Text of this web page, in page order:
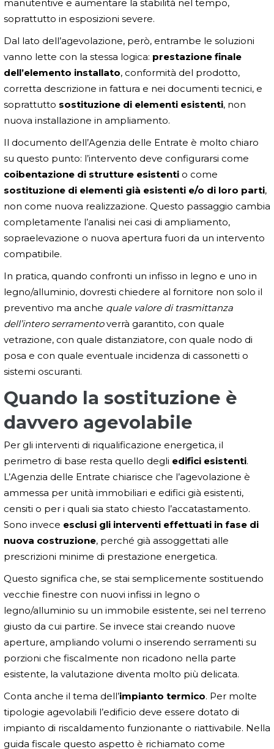
manutentive e aumentare la stabilità nel tempo,
soprattutto in esposizioni severe.
Dal lato dell’agevolazione, però, entrambe le soluzioni
vanno lette con la stessa logica: prestazione finale
dell’elemento installato, conformità del prodotto,
corretta descrizione in fattura e nei documenti tecnici, e
soprattutto sostituzione di elementi esistenti, non
nuova installazione in ampliamento.
Il documento dell’Agenzia delle Entrate è molto chiaro
su questo punto: l’intervento deve configurarsi come
coibentazione di strutture esistenti o come
sostituzione di elementi già esistenti e/o di loro parti,
non come nuova realizzazione. Questo passaggio cambia
completamente l’analisi nei casi di ampliamento,
sopraelevazione o nuova apertura fuori da un intervento
compatibile.
In pratica, quando confronti un infisso in legno e uno in
legno/alluminio, dovresti chiedere al fornitore non solo il
preventivo ma anche quale valore di trasmittanza
dell’intero serramentoverrà garantito, con quale
vetrazione, con quale distanziatore, con quale nodo di
posa e con quale eventuale incidenza di cassonetti o
sistemi oscuranti.
Quando la sostituzione è
davvero agevolabile
Per gli interventi di riqualificazione energetica, il
perimetro di base resta quello degli edifici esistenti.
L’Agenzia delle Entrate chiarisce che l’agevolazione è
ammessa per unità immobiliari e edifici già esistenti,
censiti o per i quali sia stato chiesto l’accatastamento.
Sono invece esclusi gli interventi effettuati in fase di
nuova costruzione, perché già assoggettati alle
prescrizioni minime di prestazione energetica.
Questo significa che, se stai semplicemente sostituendo
vecchie finestre con nuovi infissi in legno o
legno/alluminio su un immobile esistente, sei nel terreno
giusto da cui partire. Se invece stai creando nuove
aperture, ampliando volumi o inserendo serramenti su
porzioni che fiscalmente non ricadono nella parte
esistente, la valutazione diventa molto più delicata.
Conta anche il tema dell’impianto termico. Per molte
tipologie agevolabili l’edificio deve essere dotato di
impianto di riscaldamento funzionante o riattivabile. Nella
guida fiscale questo aspetto è richiamato come